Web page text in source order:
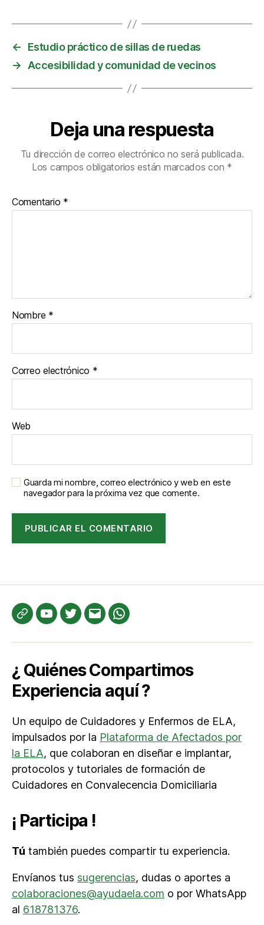
←
Estudio práctico de sillas de ruedas
→ Accesibilidad y comunidad de vecinos
Deja una respuesta
Tu dirección de correo electrónico no será publicada.
Los campos obligatorios están marcados con *
Comentario *
Nombre *
Correo electrónico *
Web
Guarda mi nombre, correo electrónico y web en este
navegador para la próxima vez que comente.
Te
YouTubeTwitterCorreoWhatsApp
¿ Quiénes Compartimos
Experiencia aquí ?
Un equipo de Cuidadores y Enfermos de ELA,
impulsados por la Plataforma de Afectados por
la ELA, que colaboran en diseñar e implantar,
protocolos y tutoriales de formación de
Cuidadores en Convalecencia Domiciliaria
¡ Participa !
Tú también puedes compartir tu experiencia.
Envíanos tus sugerencias, dudas o aportes a
colaboraciones@ayudaela.com o por WhatsApp
al 618781376.